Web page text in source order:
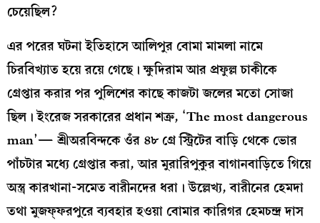
চেয়েছিল?
এর পরের ঘটনা ইতিহাসে আলিপুর বোমা মামলা নামে
চিরবিখ‍্যাত হয়ে রয়ে গেছে। ক্ষুদিরাম আর প্রফুল্ল চাকীকে
গ্রেপ্তার করার পর পুলিশের কাছে কাজটা জলের মতো সোজা
ছিল। ইংরেজ সরকারের প্রধান শত্রু, ‘The most dangerous
man’— শ্রীঅরবিন্দকে ওঁর ৪৮ গ্রে স্ট্রিটের বাড়ি থেকে ভোর
পাঁচটার মধ‍্যে গ্রেপ্তার করা, আর মুরারিপুকুর বাগানবাড়িতে গিয়ে
অস্ত্র কারখানা-সমেত বারীনদের ধরা। উল্লেখ‍্য, বারীনের হেমদা
তথা মুজফ্ফরপুরে ব‍্যবহার হওয়া বোমার কারিগর হেমচন্দ্র দাস